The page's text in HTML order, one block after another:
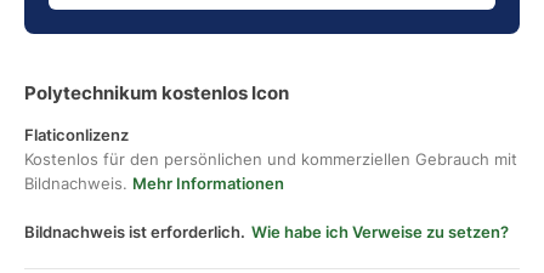
Polytechnikum kostenlos Icon
Flaticonlizenz
Kostenlos für den persönlichen und kommerziellen Gebrauch mit
Bildnachweis. Mehr Informationen
Bildnachweis ist erforderlich. Wie habe ich Verweise zu setzen?